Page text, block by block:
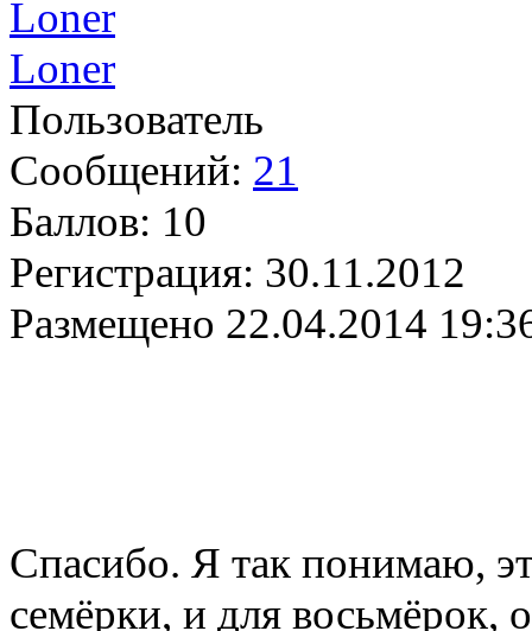
Loner
Пользователь
Сообщений: 21
Баллов: 10
Регистрация: 30.11.2012
Размещено 22.04.2014
Cпасибо. Я так понимаю,
семёрки, и для восьмёрок,